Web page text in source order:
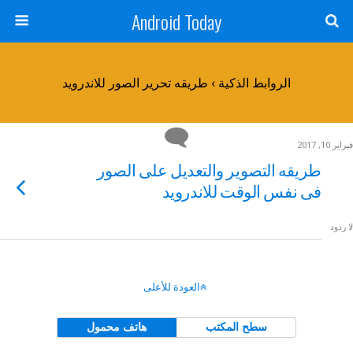
Android Today
الروابط الذكية › طريقه تحرير الصور للاندرويد
فبراير 10, 2017
طريقه التصوير والتعديل على الصور
فى نفس الوقت للاندرويد
لا ردود
العودة للأعلى
هاتف محمول سطح المكتب